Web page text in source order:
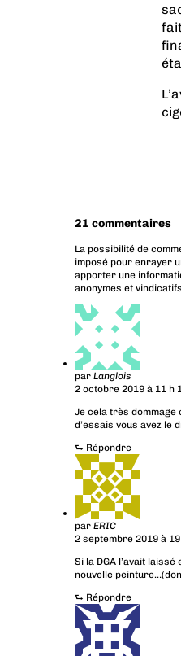
21 commentaires
La possibilité de
imposé pour enrayer
apporter une
anonymes et
par Langlois
2 octobre 2019 à 11 h
Je cela très dommage
d’essais vous avez le
⮑ Répondre
par ERIC
2 septembre 2019 à
Si la DGA l’avait
nouvelle
⮑ Répondre